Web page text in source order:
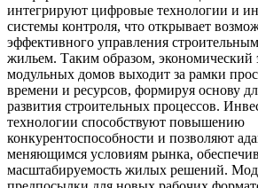
интегрируют цифровые технологии и
системы контроля, что открывает
эффективного управления
жильем. Таким образом, экономический
модульных домов выходит за рамки
времени и ресурсов, формируя основу
развития строительных процессов.
технологии способствуют повышению
конкурентоспособности и позволяют
меняющимся условиям рынка,
масштабируемость жилых решений.